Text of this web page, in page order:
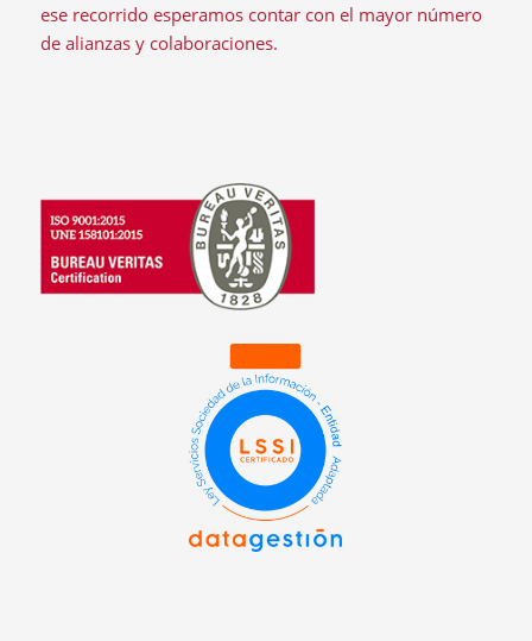
ese recorrido esperamos contar con el mayor número
de alianzas y colaboraciones.